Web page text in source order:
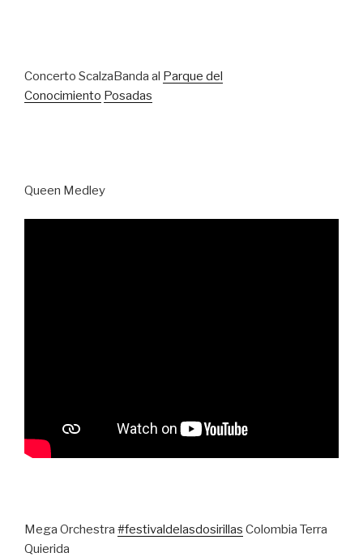
Concerto ScalzaBanda al Parque del
Conocimiento Posadas
Queen Medley
Mega Orchestra #festivaldelasdosirillas Colombia Terra
Quierida